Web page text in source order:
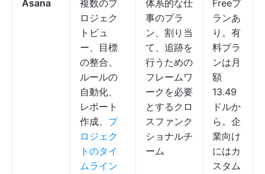
Asana
複数のプ
ロジェク
トビュ
ー、目標
の整合、
ルールの
自動化、
レポート
作成、 プ
ロジェク
トのタイ
ムライン
体系的な仕
事のプラ
ン、割り当
て、追跡を
行うための
フレームワ
ークを必要
とするクロ
スファンク
ショナルチ
ーム
Freeプ
ランあ
り。有
料プラ
ンは月
額
13.49
ドルか
ら。企
業向け
にはカ
スタム